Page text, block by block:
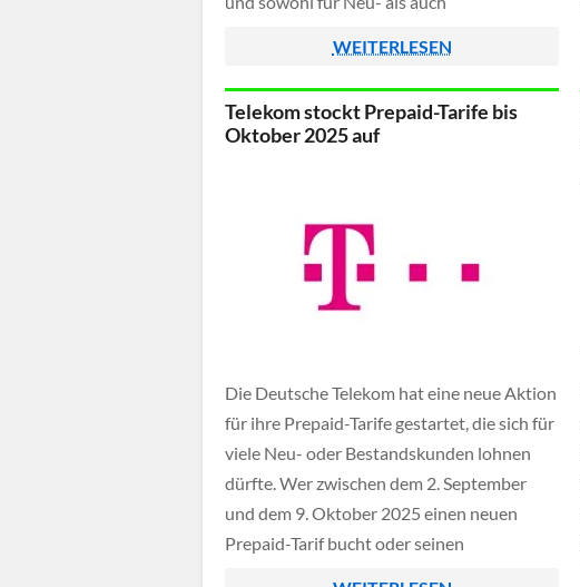
nutzt, kann die Erweiterung meist direkt
über die MagentaApp aktivieren, in
manchen Fällen auch über die
WEITERLESEN
Telekom stockt Prepaid-Tarife bis
Oktober 2025 auf
Die Deutsche Telekom hat eine neue Aktion
für ihre Prepaid-Tarife gestartet, die sich für
viele Neu- oder Bestandskunden lohnen
dürfte. Wer zwischen dem 2. September
und dem 9. Oktober 2025 einen neuen
Prepaid-Tarif bucht oder seinen